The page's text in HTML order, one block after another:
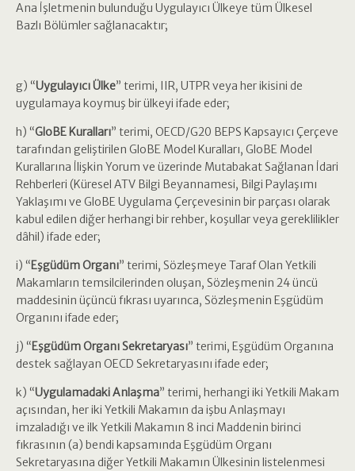
Ana İşletmenin bulunduğu Uygulayıcı Ülkeye tüm Ülkesel
Bazlı Bölümler sağlanacaktır;
g) “Uygulayıcı Ülke” terimi, IIR, UTPR veya her ikisini de
uygulamaya koymuş bir ülkeyi ifade eder;
h) “GloBE Kuralları” terimi, OECD/G20 BEPS Kapsayıcı Çerçeve
tarafından geliştirilen GloBE Model Kuralları, GloBE Model
Kurallarına İlişkin Yorum ve üzerinde Mutabakat Sağlanan İdari
Rehberleri (Küresel ATV Bilgi Beyannamesi, Bilgi Paylaşımı
Yaklaşımı ve GloBE Uygulama Çerçevesinin bir parçası olarak
kabul edilen diğer herhangi bir rehber, koşullar veya gereklilikler
dâhil) ifade eder;
i) “Eşgüdüm Organı” terimi, Sözleşmeye Taraf Olan Yetkili
Makamların temsilcilerinden oluşan, Sözleşmenin 24 üncü
maddesinin üçüncü fıkrası uyarınca, Sözleşmenin Eşgüdüm
Organını ifade eder;
j) “Eşgüdüm Organı Sekretaryası” terimi, Eşgüdüm Organına
destek sağlayan OECD Sekretaryasını ifade eder;
k) “Uygulamadaki Anlaşma” terimi, herhangi iki Yetkili Makam
açısından, her iki Yetkili Makamın da işbu Anlaşmayı
imzaladığı ve ilk Yetkili Makamın 8 inci Maddenin birinci
fıkrasının (a) bendi kapsamında Eşgüdüm Organı
Sekretaryasına diğer Yetkili Makamın Ülkesinin listelenmesi